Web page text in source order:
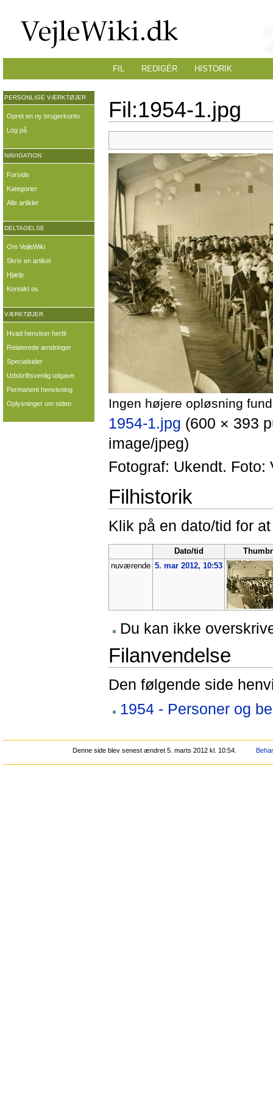
Fil:1954-1.jpg
Ingen højere opløsning
1954-1.jpg (600 × 393
image/jpeg)
Fotograf: Ukendt.
Filhistorik
Klik på en dato/tid for
Dato/tid
nuværende 5. mar 2012, 10:53
Du kan ikke
Filanvendelse
Den følgende side
1954 - Personer og
FIL REDIGÉR HISTORIK
PERSONLIGE VÆRKTØJER
Opret en ny brugerkonto
Log på
NAVIGATION
Forside
Kategorier
Alle artikler
DELTAGELSE
Om VejleWiki
Skriv en artikel
Hjælp
Kontakt os
VÆRKTØJER
Hvad henviser hertil
Relaterede ændringer
Specialsider
Udskriftsvenlig udgave
Permanent henvisning
Oplysninger om siden
Denne side blev senest ændret 5. marts 2012 kl. 10:54.